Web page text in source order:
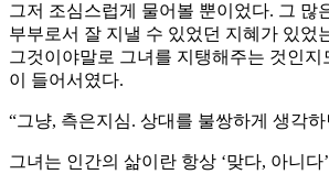
그저 조심스럽게 물어볼 뿐이었다. 그 많
부부로서 잘 지낼 수 있었던 지혜가 있었
그것이야말로 그녀를 지탱해주는 것인
이 들어서였다.
“그냥, 측은지심. 상대를 불쌍하게 생각
그녀는 인간의 삶이란 항상 ‘맞다, 아니다